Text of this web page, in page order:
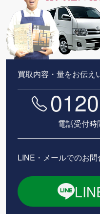
買取内容・量をお伝え
電話受付時
LINE・メールでのお問